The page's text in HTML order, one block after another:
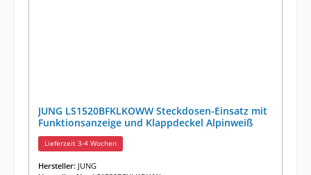
JUNG LS1520BFKLKOWW Steckdosen-Einsatz mit
Funktionsanzeige und Klappdeckel Alpinweiß
Lieferzeit 3-4 Wochen
Hersteller: JUNG